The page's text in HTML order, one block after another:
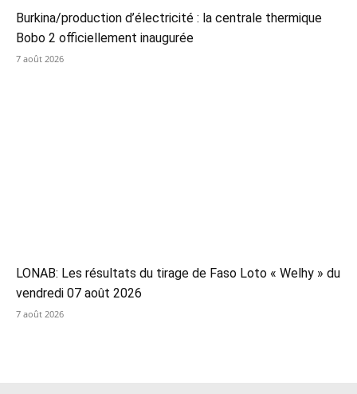
Burkina/production d’électricité : la centrale thermique
Bobo 2 officiellement inaugurée
7 août 2026
LONAB: Les résultats du tirage de Faso Loto « Welhy » du
vendredi 07 août 2026
7 août 2026